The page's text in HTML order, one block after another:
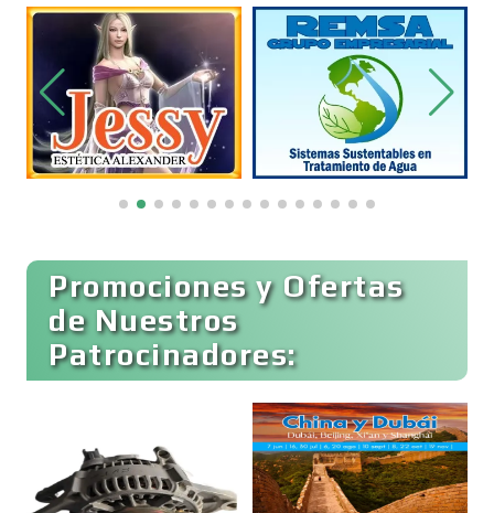
Belleza
Bordados y Estampados
Cafeterías
Cajas de Ahorro
Promociones y Ofertas
de Nuestros
Patrocinadores: